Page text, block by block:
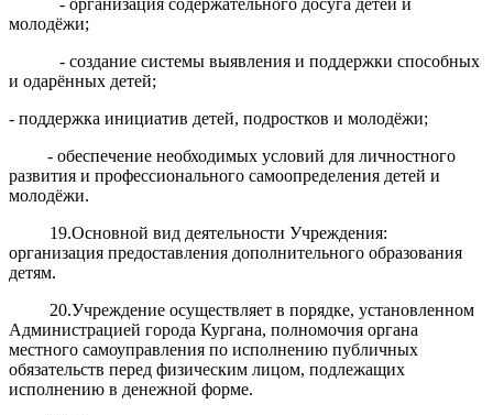
молодёжи;
- создание системы выявления и поддержки способных
и одарённых детей;
- поддержка инициатив детей, подростков и молодёжи;
- обеспечение необходимых условий для личностного
развития и профессионального самоопределения детей и
молодёжи.
19.Основной вид деятельности Учреждения:
организация предоставления дополнительного образования
детям.
20.Учреждение осуществляет в порядке, установленном
Администрацией города Кургана, полномочия органа
местного самоуправления по исполнению публичных
обязательств перед физическим лицом, подлежащих
исполнению в денежной форме.